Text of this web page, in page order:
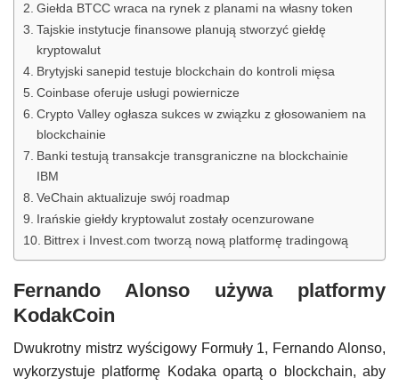
Giełda BTCC wraca na rynek z planami na własny token
Tajskie instytucje finansowe planują stworzyć giełdę
kryptowalut
Brytyjski sanepid testuje blockchain do kontroli mięsa
Coinbase oferuje usługi powiernicze
Crypto Valley ogłasza sukces w związku z głosowaniem na
blockchainie
Banki testują transakcje transgraniczne na blockchainie
IBM
VeChain aktualizuje swój roadmap
Irańskie giełdy kryptowalut zostały ocenzurowane
Bittrex i Invest.com tworzą nową platformę tradingową
Fernando Alonso używa platformy
KodakCoin
Dwukrotny mistrz wyścigowy Formuły 1, Fernando Alonso,
wykorzystuje platformę Kodaka opartą o blockchain, aby